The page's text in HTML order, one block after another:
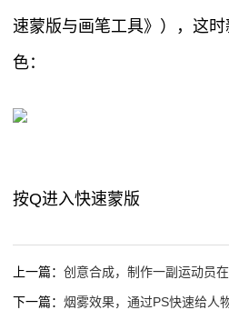
速蒙版与画笔工具》），这
色：
按Q进入快速蒙版
上一篇： 创意合成，制作一副运动员
下一篇： 烟雾效果，通过PS快速给人